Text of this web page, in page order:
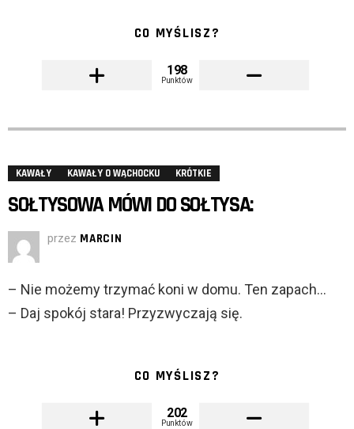
CO MYŚLISZ?
198
Punktów
KAWAŁY KAWAŁY O WĄCHOCKU KRÓTKIE
SOŁTYSOWA MÓWI DO SOŁTYSA:
przez MARCIN
– Nie możemy trzymać koni w domu. Ten zapach…
– Daj spokój stara! Przyzwyczają się.
CO MYŚLISZ?
202
Punktów